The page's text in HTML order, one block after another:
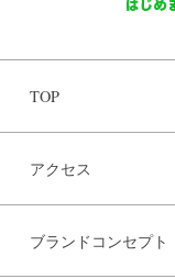
TOP
アクセス
ブランドコンセプト